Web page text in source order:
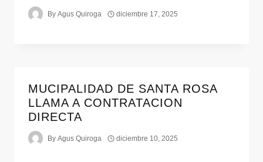
By Agus Quiroga diciembre 17, 2025
MUCIPALIDAD DE SANTA ROSA
LLAMA A CONTRATACION
DIRECTA
By Agus Quiroga diciembre 10, 2025